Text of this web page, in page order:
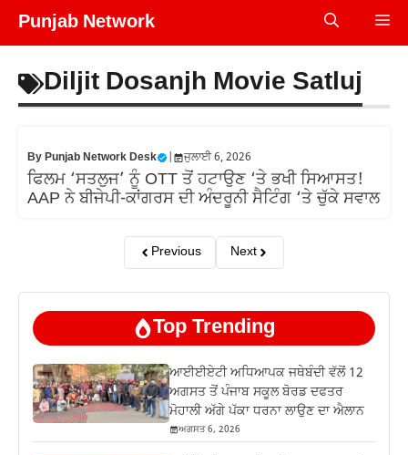
Skip
Punjab Network
Diljit Dosanjh Movie Satluj
ByPunjab Network Desk ਜੁਲਾਈ 6, 2026
ਫਿਲਮ ‘ਸਤਲੁਜ’ ਨੂੰ OTT ਤੋਂ ਹਟਾਉਣ ‘ਤੇ ਭਖੀ ਸਿਆਸਤ!
AAP ਨੇ ਬੀਜੇਪੀ-ਕਾਂਗਰਸ ਦੀ ਅੰਦਰੂਨੀ ਸੈਟਿੰਗ ‘ਤੇ ਚੁੱਕੇ ਸਵਾਲ
Previous Next
Top Trending
ਆਈਈਏਟੀ ਅਧਿਆਪਕ ਜਥੇਬੰਦੀ ਵੱਲੋਂ 12
ਅਗਸਤ ਤੋਂ ਪੰਜਾਬ ਸਕੂਲ ਬੋਰਡ ਦਫਤਰ
ਮੋਹਾਲੀ ਅੱਗੇ ਪੱਕਾ ਧਰਨਾ ਲਾਉਣ ਦਾ ਐਲਾਨ
ਅਗਸਤ 6, 2026